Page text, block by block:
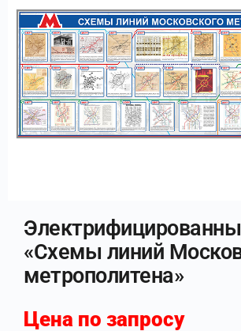
«Схемы линий
метрополитена»
Цена по запросу